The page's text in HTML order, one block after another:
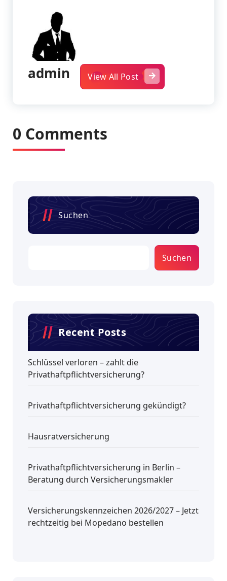
admin View All Post
0 Comments
Suchen
Suchen
Recent Posts
Schlüssel verloren – zahlt die
Privathaftpflichtversicherung?
Privathaftpflichtversicherung gekündigt?
Hausratversicherung
Privathaftpflichtversicherung in Berlin –
Beratung durch Versicherungsmakler
Versicherungskennzeichen 2026/2027 – Jetzt
rechtzeitig bei Mopedano bestellen